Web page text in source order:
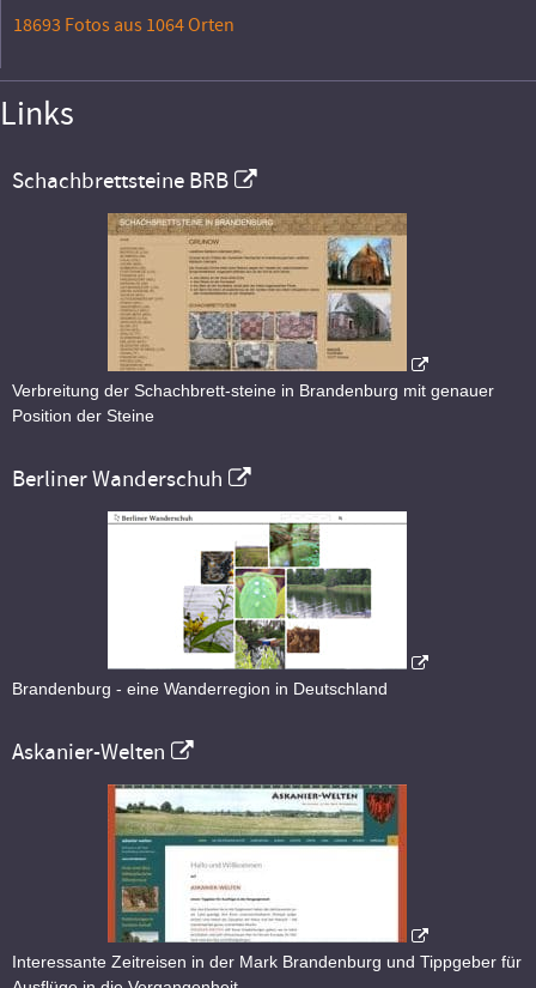
18693 Fotos aus 1064 Orten
Links
Schachbrettsteine BRB
Verbreitung der Schachbrett-steine in Brandenburg mit genauer
Position der Steine
Berliner Wanderschuh
Brandenburg - eine Wanderregion in Deutschland
Askanier-Welten
Interessante Zeitreisen in der Mark Brandenburg und Tippgeber für